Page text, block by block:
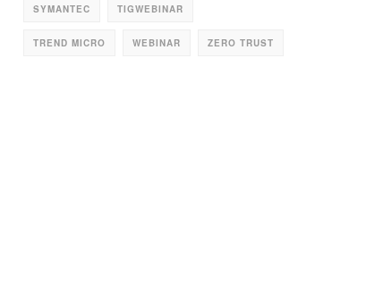
SYMANTEC TIGWEBINAR
TREND MICRO WEBINAR ZERO TRUST